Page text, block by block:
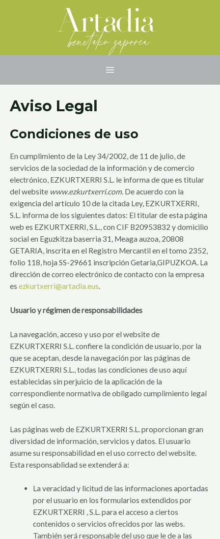
MAIN
MENU
Aviso Legal
Condiciones de uso
En cumplimiento de la Ley 34/2002, de 11 de julio, de
servicios de la sociedad de la información y de comercio
electrónico, EZKURTXERRI S.L. le informa de que es titular
del website www.ezkurtxerri.com. De acuerdo con la
exigencia del artículo 10 de la citada Ley, EZKURTXERRI,
S.L. informa de los siguientes datos: El titular de esta página
web es EZKURTXERRI, S.L., con CIF B20953832 y domicilio
social en Eguzkitza baserria 31, Meaga auzoa, 20808
GETARIA, inscrita en el Registro Mercantil en el tomo 2352,
folio 118, hoja SS-29661 inscripción Getaria,GIPUZKOA. La
dirección de correo electrónico de contacto con la empresa
es ezkurtxerri@artadia.eus.
Usuario y régimen de responsabilidades
La navegación, acceso y uso por el website de
EZKURTXERRI S.L. confiere la condición de usuario, por la
que se aceptan, desde la navegación por las páginas de
EZKURTXERRI S.L., todas las condiciones de uso aquí
establecidas sin perjuicio de la aplicación de la
correspondiente normativa de obligado cumplimiento legal
según el caso.
Las páginas web de EZKURTXERRI S.L. proporcionan gran
diversidad de información, servicios y datos. El usuario
asume su responsabilidad en el uso correcto del website.
Esta responsablidad se extenderá a:
La veracidad y licitud de las informaciones aportadas
por el usuario en los formularios extendidos por
EZKURTXERRI , S.L. para el acceso a ciertos
contenidos o servicios ofrecidos por las webs.
También será responsable del uso que le de a las